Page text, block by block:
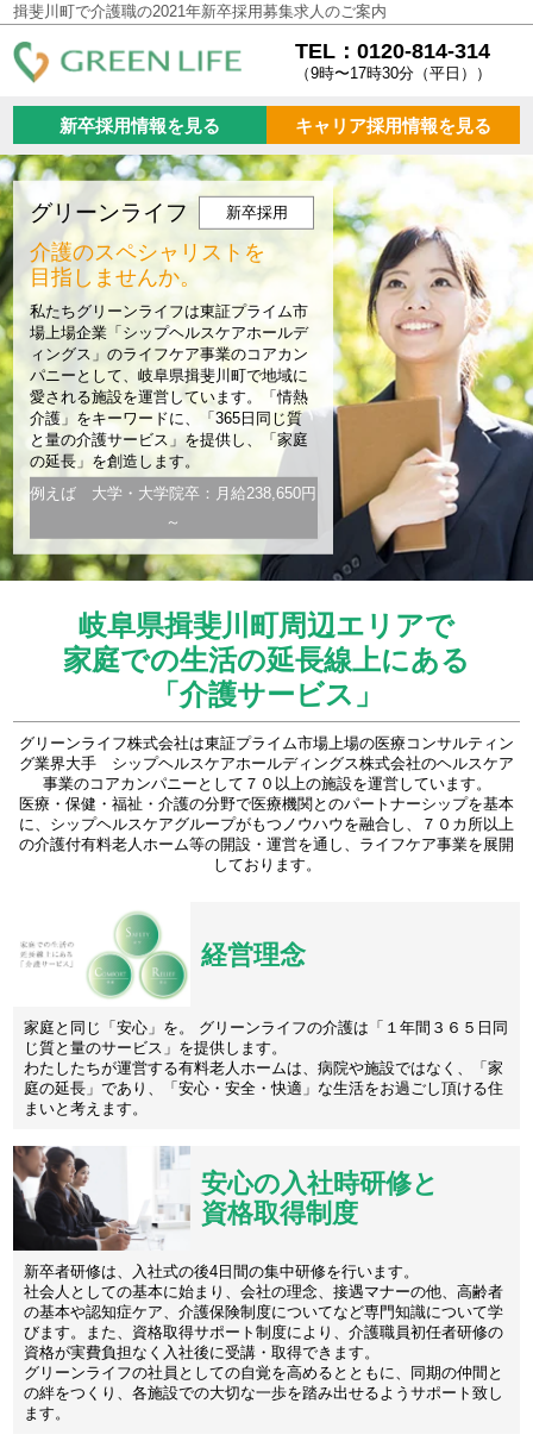
揖斐川町で介護職の2021年新卒採用募集求人のご案内
TEL：0120-814-314
（9時〜17時30分（平日））
新卒採用情報を見る キャリア採用情報を見る
グリーンライフ 新卒採用
介護のスペシャリストを
目指しませんか。
私たちグリーンライフは東証プライム市
場上場企業「シップヘルスケアホールデ
ィングス」のライフケア事業のコアカン
パニーとして、岐阜県揖斐川町で地域に
愛される施設を運営しています。「情熱
介護」をキーワードに、「365日同じ質
と量の介護サービス」を提供し、「家庭
の延長」を創造します。
例えば 大学・大学院卒：月給238,650円
～
岐阜県揖斐川町周辺エリアで
家庭での生活の延長線上にある
「介護サービス」
グリーンライフ株式会社は東証プライム市場上場の医療コンサルティン
グ業界大手 シップヘルスケアホールディングス株式会社のヘルスケア
事業のコアカンパニーとして７０以上の施設を運営しています。
医療・保健・福祉・介護の分野で医療機関とのパートナーシップを基本
に、シップヘルスケアグループがもつノウハウを融合し、７０カ所以上
の介護付有料老人ホーム等の開設・運営を通し、ライフケア事業を展開
しております。
経営理念
家庭と同じ「安心」を。 グリーンライフの介護は「１年間３６５日同
じ質と量のサービス」を提供します。
わたしたちが運営する有料老人ホームは、病院や施設ではなく、「家
庭の延長」であり、「安心・安全・快適」な生活をお過ごし頂ける住
まいと考えます。
安心の入社時研修と
資格取得制度
新卒者研修は、入社式の後4日間の集中研修を行います。
社会人としての基本に始まり、会社の理念、接遇マナーの他、高齢者
の基本や認知症ケア、介護保険制度についてなど専門知識について学
びます。また、資格取得サポート制度により、介護職員初任者研修の
資格が実費負担なく入社後に受講・取得できます。
グリーンライフの社員としての自覚を高めるとともに、同期の仲間と
の絆をつくり、各施設での大切な一歩を踏み出せるようサポート致し
ます。